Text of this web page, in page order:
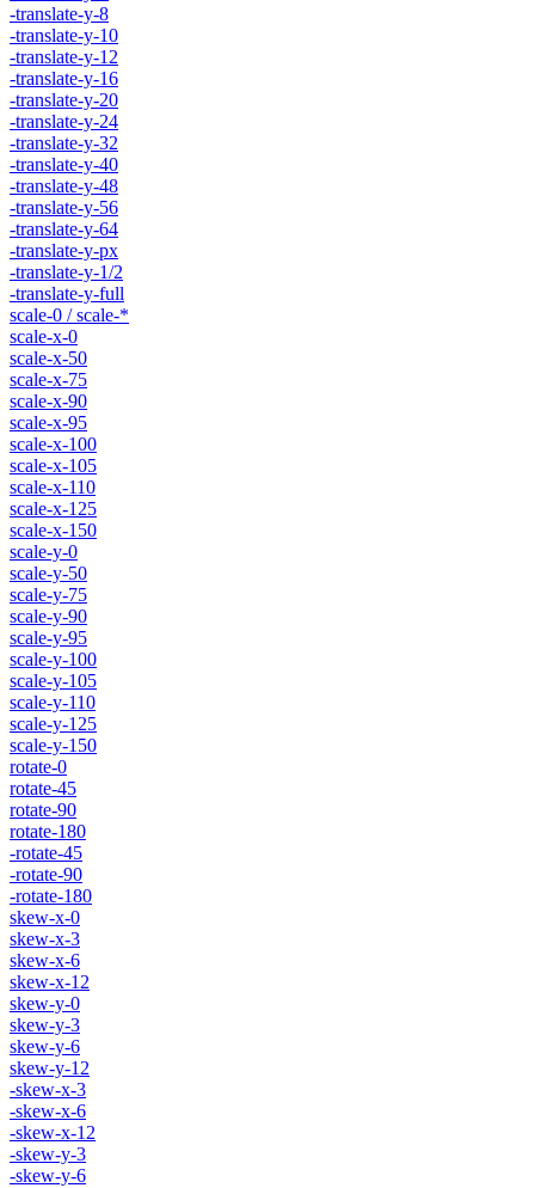
-translate-y-8
-translate-y-10
-translate-y-12
-translate-y-16
-translate-y-20
-translate-y-24
-translate-y-32
-translate-y-40
-translate-y-48
-translate-y-56
-translate-y-64
-translate-y-px
-translate-y-1/2
-translate-y-full
scale-0 / scale-*
scale-x-0
scale-x-50
scale-x-75
scale-x-90
scale-x-95
scale-x-100
scale-x-105
scale-x-110
scale-x-125
scale-x-150
scale-y-0
scale-y-50
scale-y-75
scale-y-90
scale-y-95
scale-y-100
scale-y-105
scale-y-110
scale-y-125
scale-y-150
rotate-0
rotate-45
rotate-90
rotate-180
-rotate-45
-rotate-90
-rotate-180
skew-x-0
skew-x-3
skew-x-6
skew-x-12
skew-y-0
skew-y-3
skew-y-6
skew-y-12
-skew-x-3
-skew-x-6
-skew-x-12
-skew-y-3
-skew-y-6